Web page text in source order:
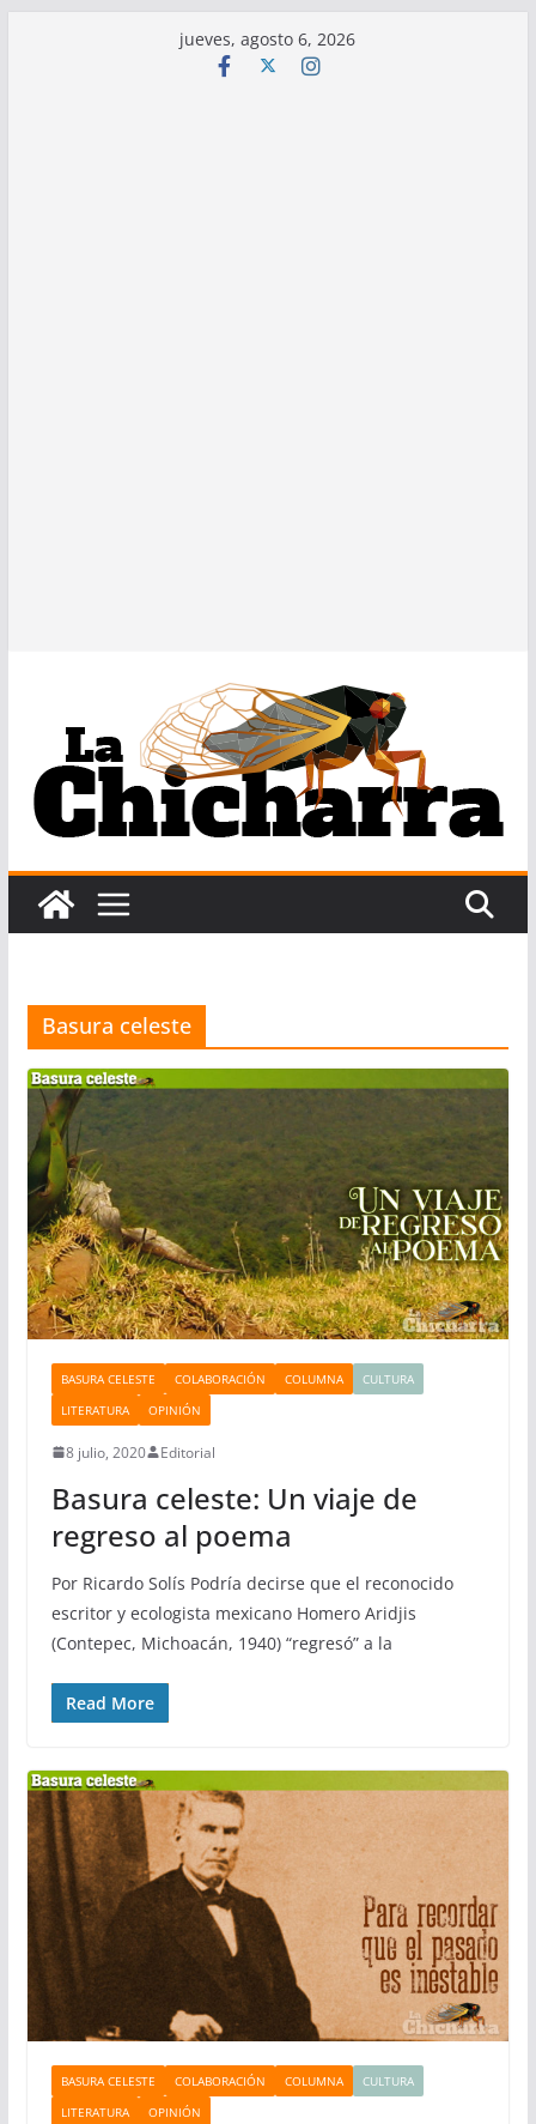
jueves, agosto 6, 2026
Basura celeste
BASURA CELESTE COLABORACIÓN COLUMNA
CULTURA
LITERATURA
OPINIÓN
8 julio, 2020 Editorial
Basura celeste: Un viaje de
regreso al poema
Por Ricardo Solís Podría decirse que el reconocido
escritor y ecologista mexicano Homero Aridjis
(Contepec, Michoacán, 1940) “regresó” a la
Read More
BASURA CELESTE COLABORACIÓN COLUMNA
CULTURA
LITERATURA
OPINIÓN